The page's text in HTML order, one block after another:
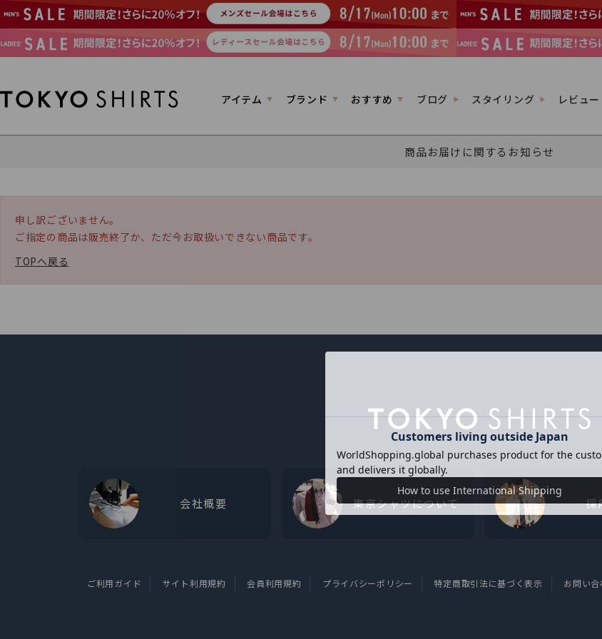
アイテム ブランド おすすめ ブログ スタイリング レビュー
商品お届けに関するお知らせ
申し訳ございません。
ご指定の商品は販売終了か、ただ今お取扱いできない商品です。
TOPへ戻る
会社概要 東京シャツについて 採
ご利用ガイド サイト利用規約 会員利用規約 プライバシーポリシー 特定商取引法に基づく表示 お問い合